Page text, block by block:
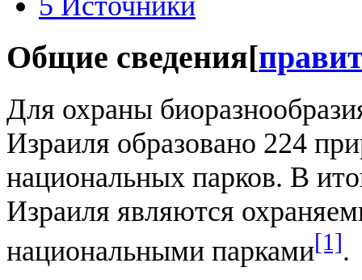
Общие сведения[
Для охраны
Израиля образовано 224
национальных парков. В
Израиля являются
национальными парками[1].